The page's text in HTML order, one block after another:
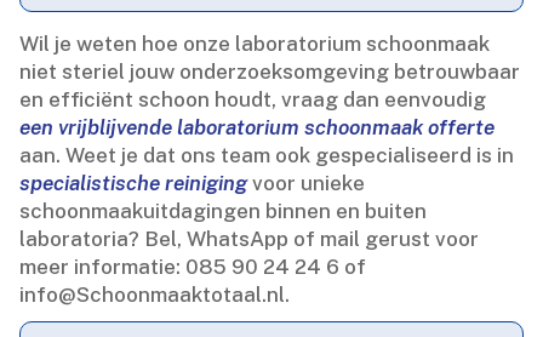
Wil je weten hoe onze laboratorium schoonmaak
niet steriel jouw onderzoeksomgeving betrouwbaar
en efficiënt schoon houdt, vraag dan eenvoudig
een vrijblijvende laboratorium schoonmaak offerte
aan.​ Weet je dat ons team ook gespecialiseerd is in
specialistische reinigingvoor unieke
schoonmaakuitdagingen binnen en buiten
laboratoria? Bel, WhatsApp of mail gerust voor
meer informatie: 085 90 24 24 6 of
info@Schoonmaaktotaal.​nl.​